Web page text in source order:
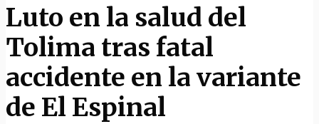
Luto en la salud del
Tolima tras fatal
accidente en la variante
de El Espinal